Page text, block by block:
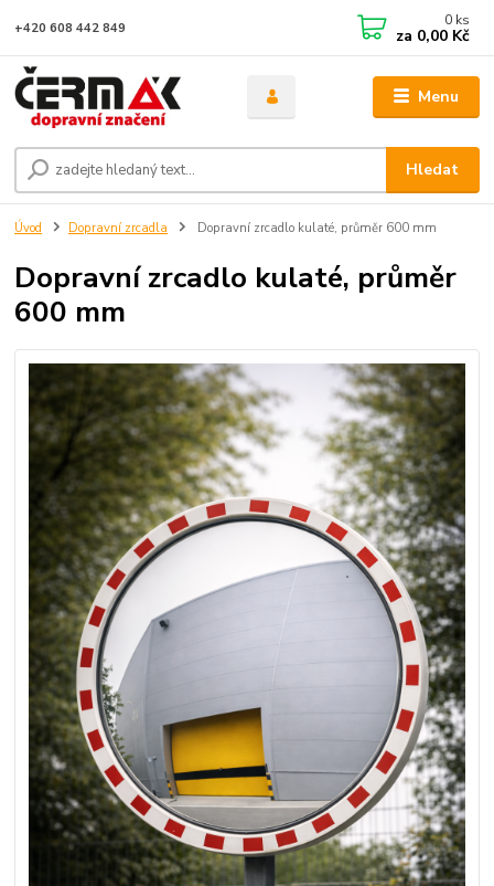
Menu
Hledat
+420 608 442 849 0 ks
za 0,00 Kč
Úvod Dopravní zrcadla Dopravní zrcadlo kulaté, průměr 600 mm
Dopravní zrcadlo kulaté, průměr
600 mm